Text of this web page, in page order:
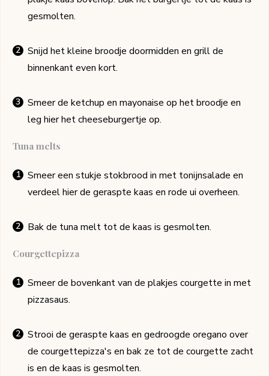
gesmolten.
Snijd het kleine broodje doormidden en grill de
binnenkant even kort.
Smeer de ketchup en mayonaise op het broodje en
leg hier het cheeseburgertje op.
Tuna melts
Smeer een stukje stokbrood in met tonijnsalade en
verdeel hier de geraspte kaas en rode ui overheen.
Bak de tuna melt tot de kaas is gesmolten.
Courgettepizza
Smeer de bovenkant van de plakjes courgette in met
pizzasaus.
Strooi de geraspte kaas en gedroogde oregano over
de courgettepizza's en bak ze tot de courgette zacht
is en de kaas is gesmolten.